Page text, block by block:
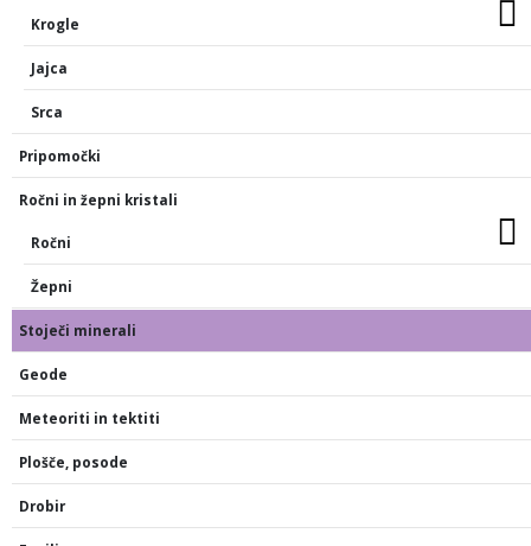
Krogle
Jajca
Srca
Pripomočki
Ročni in žepni kristali
Ročni
Žepni
Stoječi minerali
Geode
Meteoriti in tektiti
Plošče, posode
Drobir